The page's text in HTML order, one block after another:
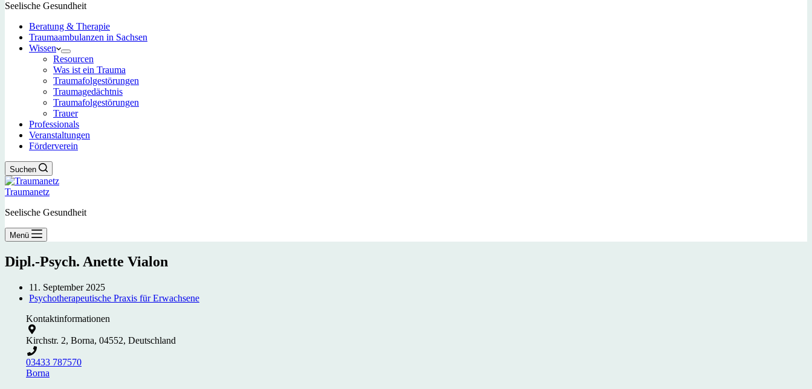
Seelische Gesundheit
Beratung & Therapie
Traumaambulanzen in Sachsen
Wissen
Resourcen
Was ist ein Trauma
Traumafolgestörungen
Traumagedächtnis
Traumafolgestörungen
Trauer
Professionals
Veranstaltungen
Förderverein
Suchen
Traumanetz
Seelische Gesundheit
Menü
Dipl.-Psych. Anette Vialon
11. September 2025
Psychotherapeutische Praxis für Erwachsene
Kontaktinformationen
Kirchstr. 2, Borna, 04552, Deutschland
03433 787570
Borna